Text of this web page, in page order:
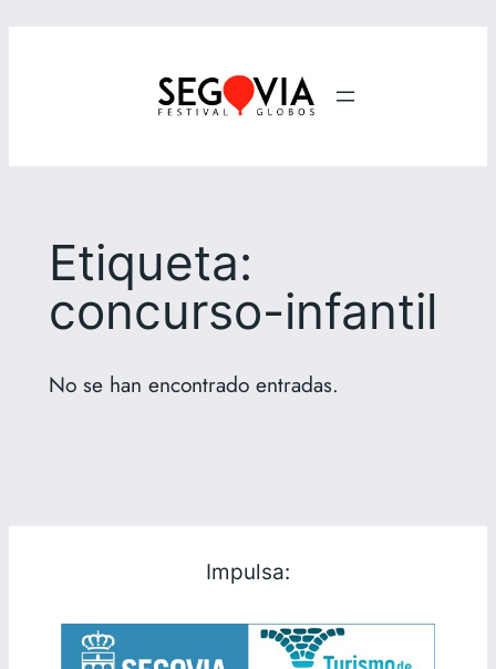
Etiqueta:
concurso-infantil
No se han encontrado entradas.
Impulsa: